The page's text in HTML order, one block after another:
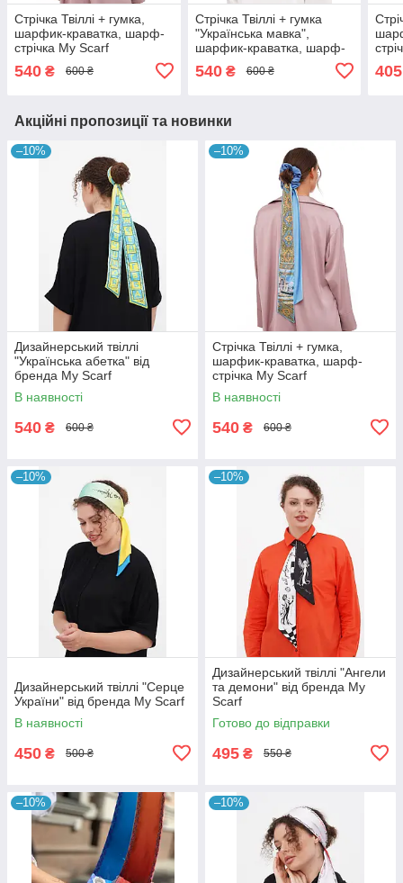
Стрічка Твіллі + гумка,
шарфик-краватка, шарф-
стрічка My Scarf
540 ₴ 600 ₴
Стрічка Твіллі + гумка
"Українська мавка",
шарфик-краватка, шарф-
стрічка My Scarf, колекція
Україна
540₴ 600 ₴ 405
Акційні пропозиції та новинки
–10%
Дизайнерський твіллі
"Українська абетка" від
бренда My Scarf
В наявності
540 ₴ 600 ₴
–10%
Стрічка Твіллі + гумка,
шарфик-краватка, шарф-
стрічка My Scarf
В наявності
540 ₴ 600 ₴
–10%
Дизайнерський твіллі "Серце
України" від бренда My Scarf
В наявності
450 ₴ 500 ₴
–10%
Дизайнерський твіллі "Ангели
та демони" від бренда My
Scarf
Готово до відправки
495 ₴ 550 ₴
–10% –10%